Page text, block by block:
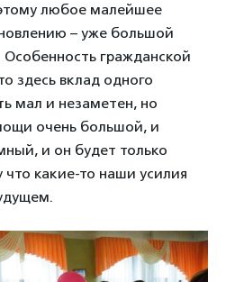
любое малейшее
– уже большой
гражданской
здесь вклад одного
мал и незаметен, но
очень большой, и
и он будет только
что какие-то наши усилия